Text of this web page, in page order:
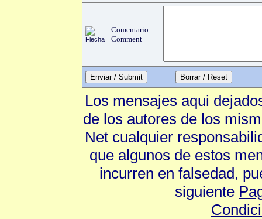
Comentario
Comment
Enviar / Submit
Los mensajes aqui
de los autores de los
Net cualquier
que algunos de estos
incurren en falsedad,
siguiente